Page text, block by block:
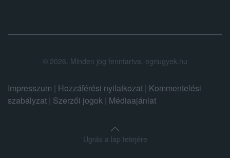
© 2026. Minden jog fenntartva. egriugyek.hu
Impresszum | Hozzáférési nyilatkozat | Kommentelési
szabályzat | Szerzői jogok | Médiaajánlat
Ugrás a lap tetejére